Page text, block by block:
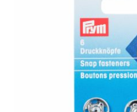
Cookie-Richtlinie (EU)
Datenschutzbelehrung